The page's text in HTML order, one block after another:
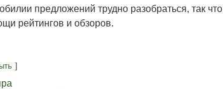
предложений трудно разобраться, так что
рейтингов и обзоров.